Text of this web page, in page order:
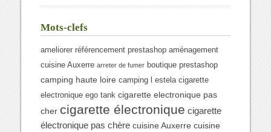
Mots-clefs
ameliorer référencement prestashop aménagement
cuisine Auxerre arreter de fumer boutique prestashop
camping haute loire camping l estela cigarette
electronique ego tank cigarette electronique pas
cher cigarette électronique cigarette
électronique pas chère cuisine Auxerre cuisine